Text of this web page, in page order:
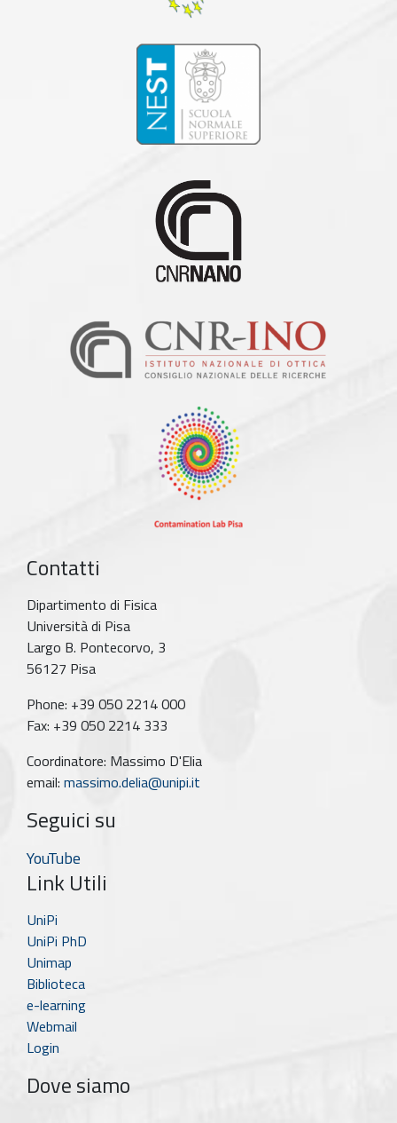
Contatti
Dipartimento di Fisica
Università di Pisa
Largo B. Pontecorvo, 3
56127 Pisa
Phone: +39 050 2214 000
Fax: +39 050 2214 333
Coordinatore: Massimo D'Elia
email: massimo.delia@unipi.it
Seguici su
YouTube
Link Utili
UniPi
UniPi PhD
Unimap
Biblioteca
e-learning
Webmail
Login
Dove siamo